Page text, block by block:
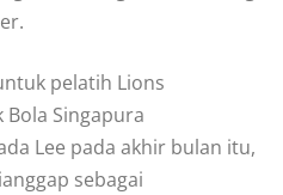
pelatih Lions
Bola Singapura
Lee pada akhir bulan itu,
sebagai